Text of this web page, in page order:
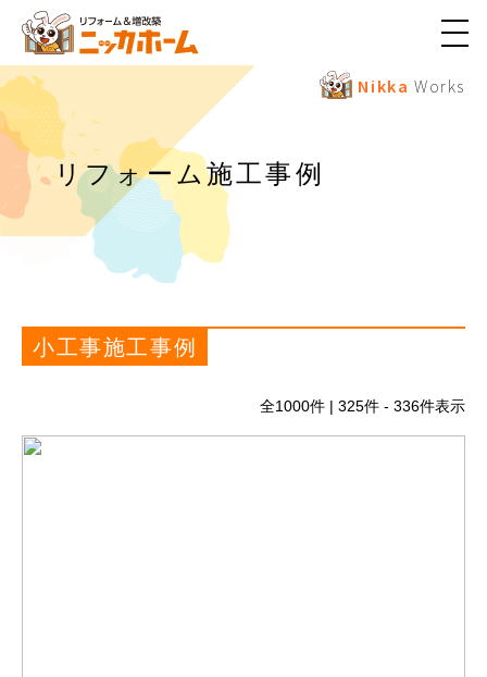
メ
ュ
Nikka Works
リフォーム施工事例
小工事施工事例
全1000件 | 325件 - 336件表示